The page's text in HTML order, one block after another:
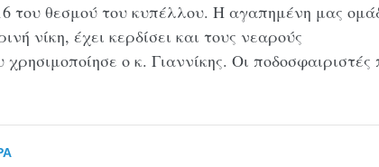
του θεσμού του κυπέλλου. Η αγαπημένη μας
νίκη, έχει κερδίσει και τους νεαρούς
ο κ. Γιαννίκης. Οι ποδοσφαιριστές